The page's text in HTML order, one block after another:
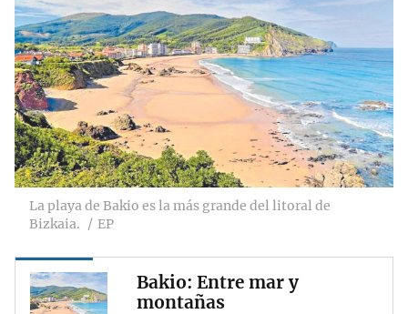
La playa de Bakio es la más grande del litoral de
Bizkaia.
EP
Bakio: Entre mar y
montañas